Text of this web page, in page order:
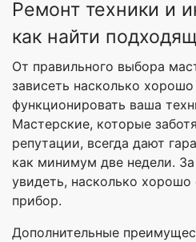
Ремонт техники и
как найти
От правильного выбора
зависеть насколько хорошо
функционировать ваша
Мастерские, которые
репутации, всегда дают
как минимум две недели.
увидеть, насколько хорошо
прибор.
Дополнительные